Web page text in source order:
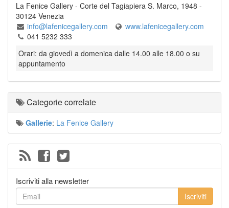
La Fenice Gallery - Corte del Tagiapiera S. Marco, 1948 -
30124 Venezia
info@lafenicegallery.com
www.lafenicegallery.com
041 5232 333
Orari: da giovedì a domenica dalle 14.00 alle 18.00 o su
appuntamento
Categorie correlate
Gallerie: La Fenice Gallery
Iscriviti alla newsletter
Iscriviti